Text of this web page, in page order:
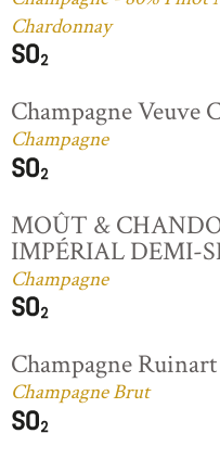
Chardonnay
Champagne Veuve
Champagne
MOÛT &
IMPÉRIAL DEMI-
Champagne
Champagne
Champagne Brut